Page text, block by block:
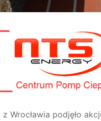
Wrocławia podjęło